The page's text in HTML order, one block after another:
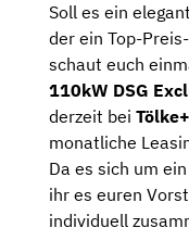
Soll es ein
der ein Top-
schaut euch
110kW DSG
derzeit bei
monatliche
Da es sich um
ihr es euren
individuell